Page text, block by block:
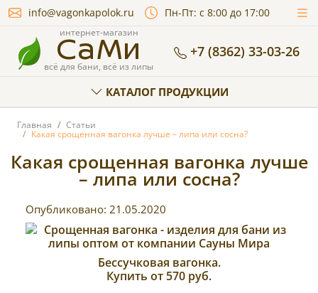
info@vagonkapolok.ru Пн-Пт: с 8:00 до 17:00
интернет-магазин
СаМи
всё для бани, всё из липы
+7 (8362) 33-03-26
КАТАЛОГ ПРОДУКЦИИ
Главная Статьи
Какая срощенная вагонка лучше – липа или сосна?
Какая срощенная вагонка лучше
– липа или сосна?
Опубликовано: 21.05.2020
Бессучковая вагонка.
Купить от 570 руб.